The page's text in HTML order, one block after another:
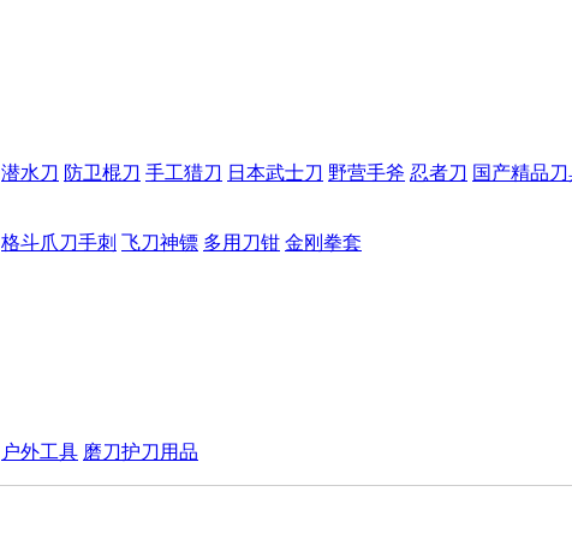
潜水刀 防卫棍刀 手工猎刀 日本武士刀 野营手斧 忍者刀 国产精品
格斗爪刀手刺 飞刀神镖 多用刀钳 金刚拳套
户外工具 磨刀护刀用品